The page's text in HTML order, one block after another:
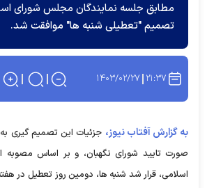
مطابق جلسه نمایندگان مجلس شورای
تصمیم "تعطیلی شنبه ها" موافقت شد.
۲۱:۳۷ ۱۴۰۳/۰۲/۲۷
به گزارش آفتاب نیوز، جزئیات این تصمیم گیری
صورت تایید شورای نگهبان، و بر اساس
اسلامی، قرار شد شنبه ها، دومین روز تعطیل در